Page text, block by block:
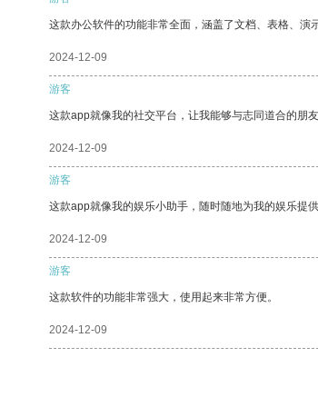
这款办公软件的功能非常全面，涵盖了文档、表格、演
2024-12-09
游客
这款app就像我的社交平台，让我能够与志同道合的朋友
2024-12-09
游客
这款app就像我的娱乐小助手，随时随地为我的娱乐提供
2024-12-09
游客
这款软件的功能非常强大，使用起来非常方便。
2024-12-09